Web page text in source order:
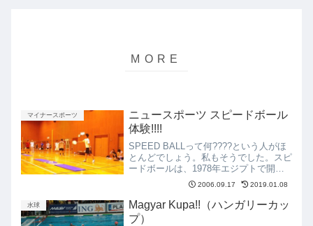
マイナースポーツ
ニュースポーツ スピードボール
体験!!!!
SPEED BALLって何????という人がほ
とんどでしょう。私もそうでした。スピ
ードボールは、1978年エジプトで開発
されたニュースポーツで、元はテニスの
ウォーミングアップのために考えられた
もの。いつでも、どこでも、子どもから
大人まで楽し...
2006.09.17 2019.01.08
水球
Magyar Kupa!!（ハンガリーカッ
プ）